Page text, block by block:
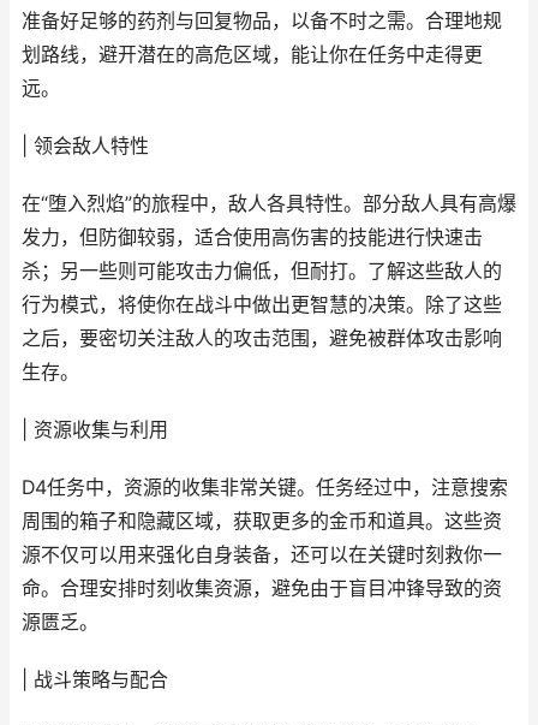
准备好足够的药剂与回复物品，以备不时之需。合理地规
划路线，避开潜在的高危区域，能让你在任务中走得更
远。
| 领会敌人特性
在“堕入烈焰”的旅程中，敌人各具特性。部分敌人具有高爆
发力，但防御较弱，适合使用高伤害的技能进行快速击
杀；另一些则可能攻击力偏低，但耐打。了解这些敌人的
行为模式，将使你在战斗中做出更智慧的决策。除了这些
之后，要密切关注敌人的攻击范围，避免被群体攻击影响
生存。
| 资源收集与利用
D4任务中，资源的收集非常关键。任务经过中，注意搜索
周围的箱子和隐藏区域，获取更多的金币和道具。这些资
源不仅可以用来强化自身装备，还可以在关键时刻救你一
命。合理安排时刻收集资源，避免由于盲目冲锋导致的资
源匮乏。
| 战斗策略与配合